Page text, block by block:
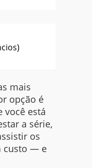
mais
opção é
você está
a série,
os
custo — e